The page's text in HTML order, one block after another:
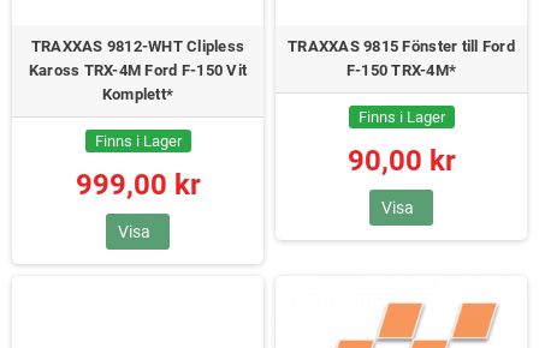
TRAXXAS 9812-WHT Clipless
Kaross TRX-4M Ford F-150 Vit
Komplett*
Finns i Lager
999,00 kr
Visa
TRAXXAS 9815 Fönster till Ford
F-150 TRX-4M*
Finns i Lager
90,00 kr
Visa